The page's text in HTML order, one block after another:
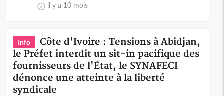
il y a 10 mois
Info
Côte d'Ivoire : Tensions à Abidjan,
le Préfet interdit un sit-in pacifique des
fournisseurs de l'État, le SYNAFECI
dénonce une atteinte à la liberté
syndicale